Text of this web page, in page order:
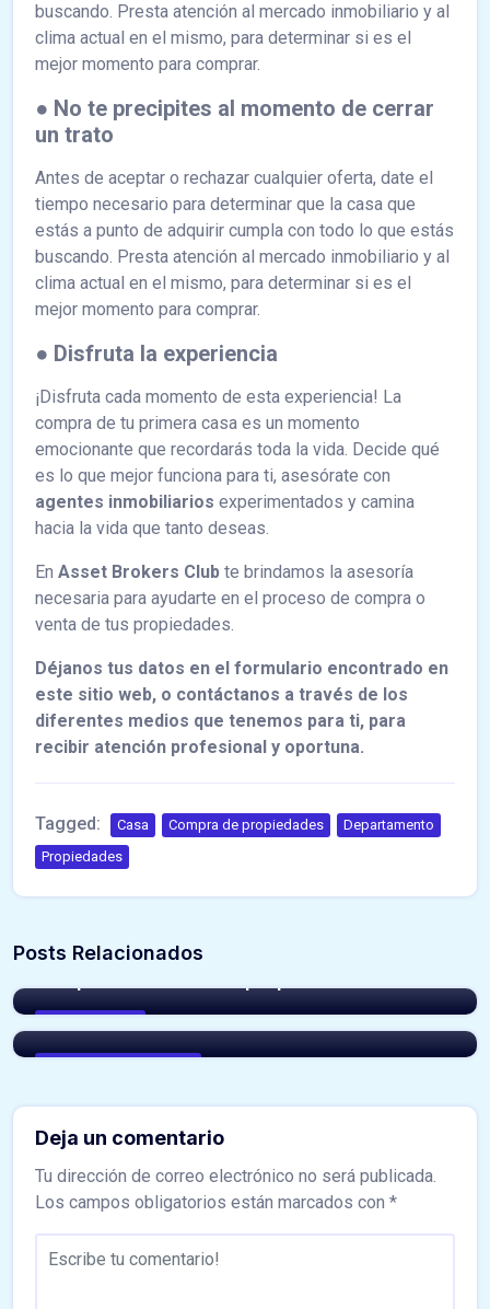
buscando. Presta atención al mercado inmobiliario y al
clima actual en el mismo, para determinar si es el
mejor momento para comprar.
● No te precipites al momento de cerrar
un trato
Antes de aceptar o rechazar cualquier oferta, date el
tiempo necesario para determinar que la casa que
estás a punto de adquirir cumpla con todo lo que estás
buscando. Presta atención al mercado inmobiliario y al
clima actual en el mismo, para determinar si es el
mejor momento para comprar.
● Disfruta la experiencia
¡Disfruta cada momento de esta experiencia! La
compra de tu primera casa es un momento
emocionante que recordarás toda la vida. Decide qué
es lo que mejor funciona para ti, asesórate con
agentes inmobiliarios experimentados y camina
hacia la vida que tanto deseas.
En Asset Brokers Club te brindamos la asesoría
necesaria para ayudarte en el proceso de compra o
venta de tus propiedades.
Déjanos tus datos en el formulario encontrado en
este sitio web, o contáctanos a través de los
diferentes medios que tenemos para ti, para
recibir atención profesional y oportuna.
Tagged: Casa Compra de propiedades
Departamento
Propiedades
Posts Relacionados
En esto se fijan las personas antes de
AbcLm-Mx-ADM
¿Cuánto cuesta el metro cuadrado de
terreno en Los Mochis?
Deja un comentario
Tu dirección de correo electrónico no será publicada.
Los campos obligatorios están marcados con *